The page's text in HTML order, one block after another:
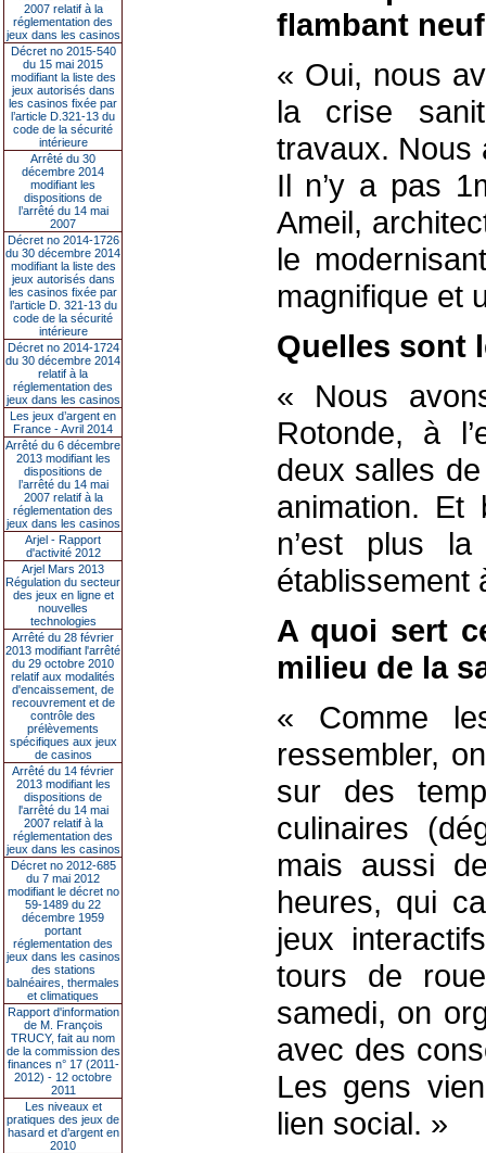
2007 relatif à la
réglementation des
jeux dans les casinos
Décret no 2015-540
du 15 mai 2015
modifiant la liste des
jeux autorisés dans
les casinos fixée par
l’article D.321-13 du
code de la sécurité
intérieure
Arrêté du 30
décembre 2014
modifiant les
dispositions de
l’arrêté du 14 mai
2007
Décret no 2014-1726
du 30 décembre 2014
modifiant la liste des
jeux autorisés dans
les casinos fixée par
l’article D. 321-13 du
code de la sécurité
intérieure
Décret no 2014-1724
du 30 décembre 2014
relatif à la
réglementation des
jeux dans les casinos
Les jeux d’argent en
France - Avril 2014
Arrêté du 6 décembre
2013 modifiant les
dispositions de
l’arrêté du 14 mai
2007 relatif à la
réglementation des
jeux dans les casinos
Arjel - Rapport
d'activité 2012
Arjel Mars 2013
Régulation du secteur
des jeux en ligne et
nouvelles
technologies
Arrêté du 28 février
2013 modifiant l'arrêté
du 29 octobre 2010
relatif aux modalités
d'encaissement, de
recouvrement et de
contrôle des
prélèvements
spécifiques aux jeux
de casinos
Arrêté du 14 février
2013 modifiant les
dispositions de
l'arrêté du 14 mai
2007 relatif à la
réglementation des
jeux dans les casinos
Décret no 2012-685
du 7 mai 2012
modifiant le décret no
59-1489 du 22
décembre 1959
portant
réglementation des
jeux dans les casinos
des stations
balnéaires, thermales
et climatiques
Rapport d'information
de M. François
TRUCY, fait au nom
de la commission des
finances n° 17 (2011-
2012) - 12 octobre
2011
Les niveaux et
pratiques des jeux de
hasard et d’argent en
2010
flambant
« Oui, nous
la crise
travaux. Nous
Il n’y a pas
Ameil,
le
magnifique et
Quelles sont
« Nous
Rotonde, à
deux salles
animation.
n’est plus
établissement
A quoi sert
milieu de la
« Comme
ressembler,
sur des
culinaires
mais aussi
heures, qui
jeux
tours de
samedi, on
avec des
Les gens
lien social. »